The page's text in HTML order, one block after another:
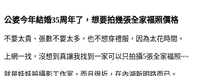
公婆今年結婚35周年了，想要拍幾張全家福照價格
不要太貴、張數不要太多， 也不想穿禮服，因為太花時間。
上網一找，沒想到真讓我找到一家可以只拍攝5張全家福照~~
就是娃娃臉攝影工作室，而且很近，在內湖新明路而已。